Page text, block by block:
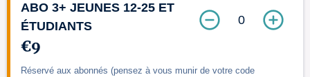
ABO 3+ JEUNES 12-25 ET
ÉTUDIANTS
€9
Réservé aux abonnés (pensez à vous munir de votre code
0